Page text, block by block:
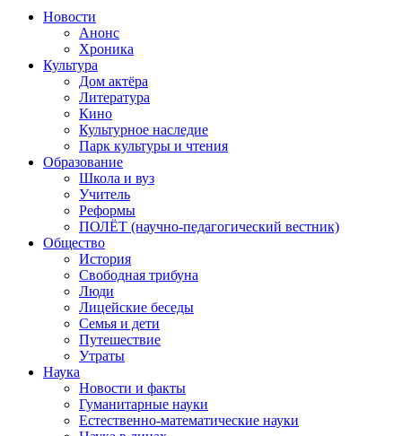
Новости
Анонс
Хроника
Культура
Дом актёра
Литература
Кино
Культурное наследие
Парк культуры и чтения
Образование
Школа и вуз
Учитель
Реформы
ПОЛЁТ (научно-педагогический вестник)
Общество
История
Свободная трибуна
Люди
Лицейские беседы
Семья и дети
Путешествие
Утраты
Наука
Новости и факты
Гуманитарные науки
Естественно-математические науки